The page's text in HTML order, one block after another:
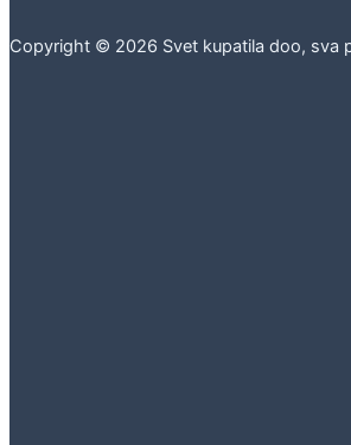
Copyright © 2026 Svet kupatila doo, sva